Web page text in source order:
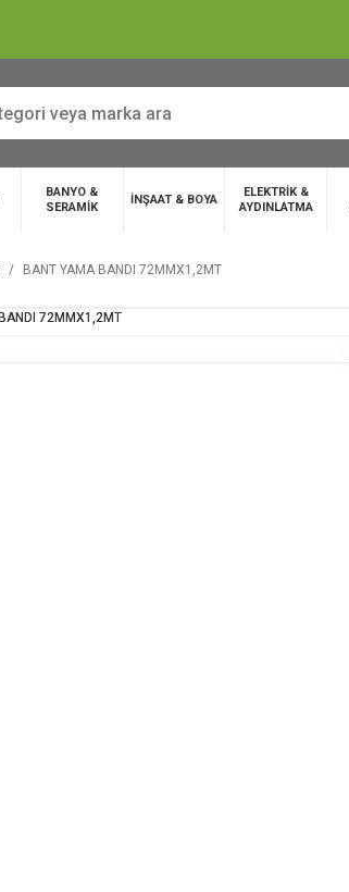
BANYO &
SERAMİK
İNŞAAT & BOYA
ELEKTRİK &
AYDINLATMA
BANT YAMA BANDI 72MMX1,2MT